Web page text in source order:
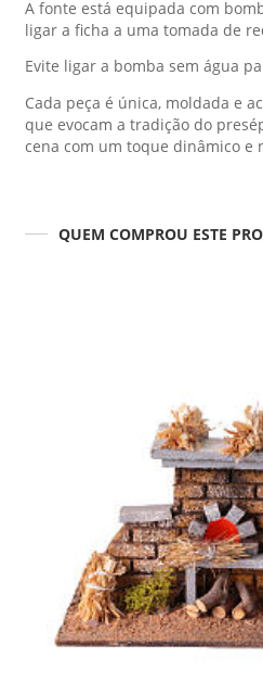
A fonte está equipada com
ligar a ficha a uma tomada de
Evite ligar a bomba sem água
Cada peça é única, moldada e
que evocam a tradição do
cena com um toque dinâmico e
QUEM COMPROU ESTE